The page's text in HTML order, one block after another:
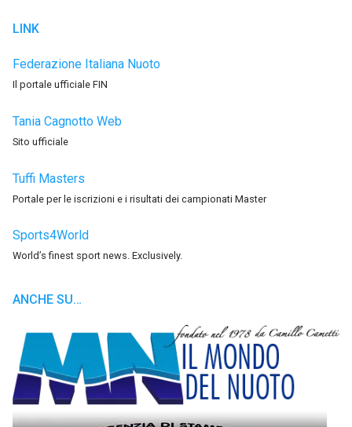
LINK
Federazione Italiana Nuoto
Il portale ufficiale FIN
Tania Cagnotto Web
Sito ufficiale
Tuffi Masters
Portale per le iscrizioni e i risultati dei campionati Master
Sports4World
World’s finest sport news. Exclusively.
ANCHE SU…